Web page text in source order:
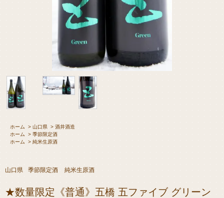
ホーム > 山口県 > 酒井酒造
ホーム
> 季節限定酒
ホーム
> 純米生原酒
山口県 季節限定酒 純米生原酒
★数量限定《普通》五橋 五ファイブ グリーン